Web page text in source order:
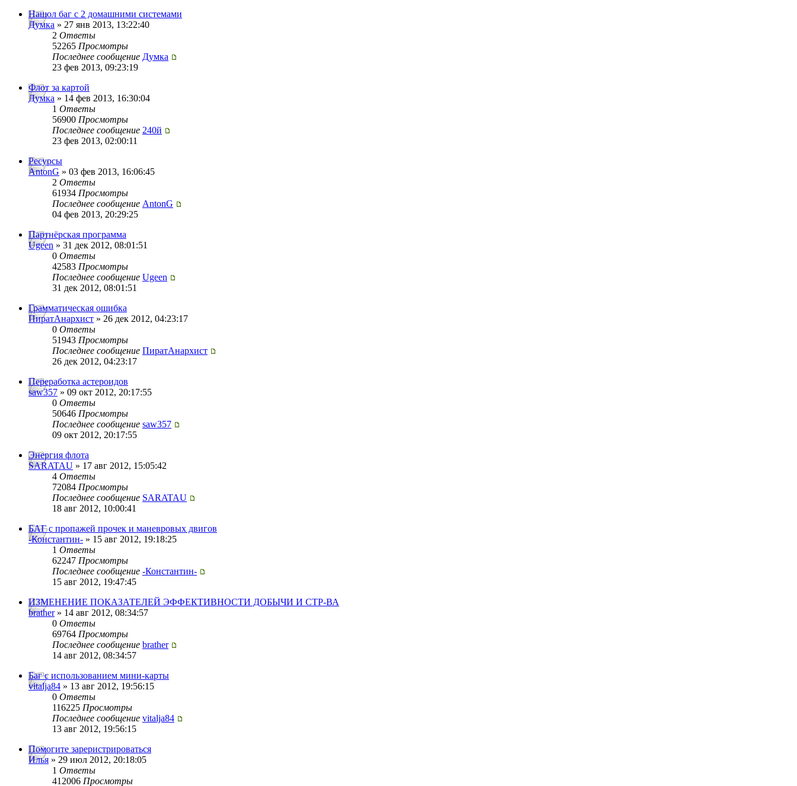
Нашол баг с 2 домашними системами
Думка » 27 янв 2013, 13:22:40
2 Ответы
52265 Просмотры
Последнее сообщение Думка
23 фев 2013, 09:23:19
Флот за картой
Думка » 14 фев 2013, 16:30:04
1 Ответы
56900 Просмотры
Последнее сообщение 240й
23 фев 2013, 02:00:11
Ресурсы
AntonG » 03 фев 2013, 16:06:45
2 Ответы
61934 Просмотры
Последнее сообщение AntonG
04 фев 2013, 20:29:25
Партнёрская программа
Ugeen » 31 дек 2012, 08:01:51
0 Ответы
42583 Просмотры
Последнее сообщение Ugeen
31 дек 2012, 08:01:51
Грамматическая ошибка
ПиратАнархист » 26 дек 2012, 04:23:17
0 Ответы
51943 Просмотры
Последнее сообщение ПиратАнархист
26 дек 2012, 04:23:17
Переработка астероидов
saw357 » 09 окт 2012, 20:17:55
0 Ответы
50646 Просмотры
Последнее сообщение saw357
09 окт 2012, 20:17:55
Энергия флота
SARATAU » 17 авг 2012, 15:05:42
4 Ответы
72084 Просмотры
Последнее сообщение SARATAU
18 авг 2012, 10:00:41
БАГ с пропажей прочек и маневровых двигов
-Константин- » 15 авг 2012, 19:18:25
1 Ответы
62247 Просмотры
Последнее сообщение -Константин-
15 авг 2012, 19:47:45
ИЗМЕНЕНИЕ ПОКАЗАТЕЛЕЙ ЭФФЕКТИВНОСТИ ДОБЫЧИ И СТР-ВА
brather» 14 авг 2012, 08:34:57
0 Ответы
69764 Просмотры
Последнее сообщение brather
14 авг 2012, 08:34:57
Баг с использованием мини-карты
vitalja84 » 13 авг 2012, 19:56:15
0 Ответы
116225 Просмотры
Последнее сообщение vitalja84
13 авг 2012, 19:56:15
Помогите зареристрироваться
Илья » 29 июл 2012, 20:18:05
1 Ответы
412006 Просмотры